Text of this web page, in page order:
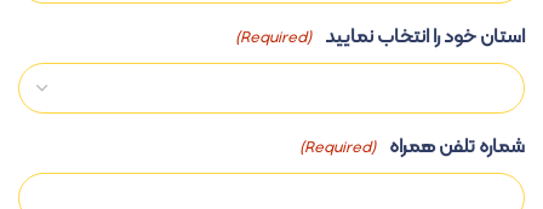
استان خود را انتخاب نمایید (Required)
شماره تلفن همراه (Required)